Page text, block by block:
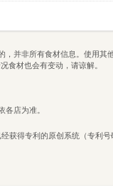
，并非所有食材信息。使用其
食材也会有变动，请谅解。
各店为准。
获得专利的原创系统（专利